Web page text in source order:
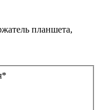
планшета,